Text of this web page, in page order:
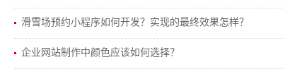
滑雪场预约小程序如何开发？实现的最终效果怎样？
企业网站制作中颜色应该如何选择？